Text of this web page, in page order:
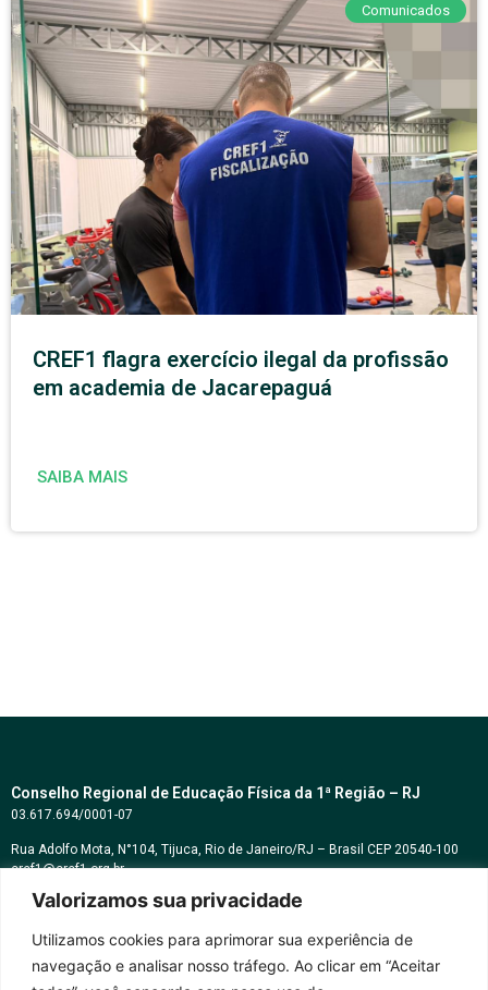
Valorizamos sua privacidade
Utilizamos cookies para aprimorar sua experiência de
navegação e analisar nosso tráfego. Ao clicar em “Aceitar
Comunicados
CREF1 flagra exercício ilegal da profissão
em academia de Jacarepaguá
SAIBA MAIS
Conselho Regional de Educação Física da 1ª Região – RJ
03.617.694/0001-07
Rua Adolfo Mota, N°104, Tijuca, Rio de Janeiro/RJ – Brasil CEP 20540-100
cref1@cref1.org.br
Assessoria de comunicação:
Horários de atendimento: